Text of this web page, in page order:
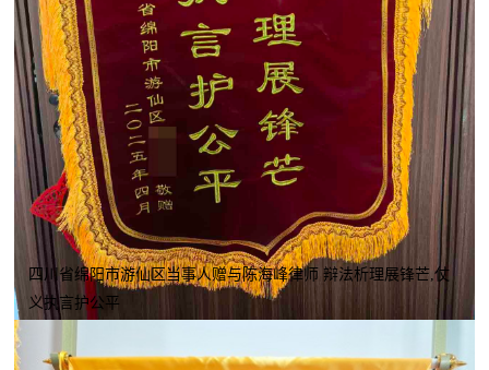
四川省绵阳市游仙区当事人赠与陈海峰律师 辩法析理展锋芒,仗
义执言护公平